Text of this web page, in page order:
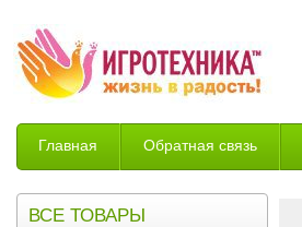
Главная Обратная связь
Возврат
ВСЕ ТОВАРЫ